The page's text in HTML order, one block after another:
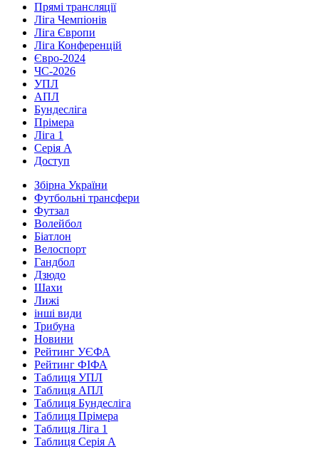
Прямі трансляції
Ліга Чемпіонів
Ліга Європи
Ліга Конференцій
Євро-2024
ЧС-2026
УПЛ
АПЛ
Бундесліга
Прімера
Ліга 1
Серія А
Доступ
Збірна України
Футбольні трансфери
Футзал
Волейбол
Біатлон
Велоспорт
Гандбол
Дзюдо
Шахи
Лижі
інші види
Трибуна
Новини
Рейтинг УЄФА
Рейтинг ФІФА
Таблиця УПЛ
Таблиця АПЛ
Таблиця Бундесліга
Таблиця Прімера
Таблиця Ліга 1
Таблиця Серія А